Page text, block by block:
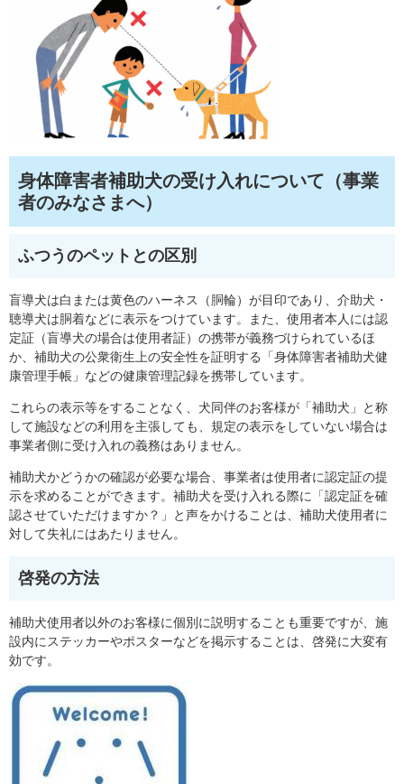
身体障害者補助犬の受け入れについて（事業
者のみなさまへ）
ふつうのペットとの区別
盲導犬は白または黄色のハーネス（胴輪）が目印であり、介助犬・
聴導犬は胴着などに表示をつけています。また、使用者本人には認
定証（盲導犬の場合は使用者証）の携帯が義務づけられているほ
か、補助犬の公衆衛生上の安全性を証明する「身体障害者補助犬健
康管理手帳」などの健康管理記録を携帯しています。
これらの表示等をすることなく、犬同伴のお客様が「補助犬」と称
して施設などの利用を主張しても、規定の表示をしていない場合は
事業者側に受け入れの義務はありません。
補助犬かどうかの確認が必要な場合、事業者は使用者に認定証の提
示を求めることができます。補助犬を受け入れる際に「認定証を確
認させていただけますか？」と声をかけることは、補助犬使用者に
対して失礼にはあたりません。
啓発の方法
補助犬使用者以外のお客様に個別に説明することも重要ですが、施
設内にステッカーやポスターなどを掲示することは、啓発に大変有
効です。